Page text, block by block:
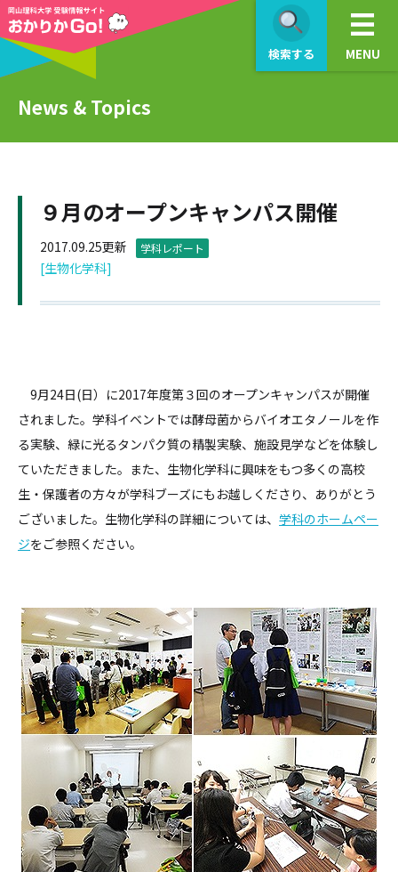
検索する MENU
News & Topics
９月のオープンキャンパス開催
2017.09.25更新 学科レポート
[生物化学科]
9月24日(日）に2017年度第３回のオープンキャンパスが開催
されました。学科イベントでは酵母菌からバイオエタノールを作
る実験、緑に光るタンパク質の精製実験、施設見学などを体験し
ていただきました。また、生物化学科に興味をもつ多くの高校
生・保護者の方々が学科ブーズにもお越しくださり、ありがとう
ございました。生物化学科の詳細については、 学科のホームペー
ジをご参照ください。